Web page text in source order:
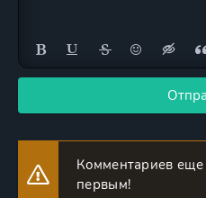
Комментариев еще
первым!